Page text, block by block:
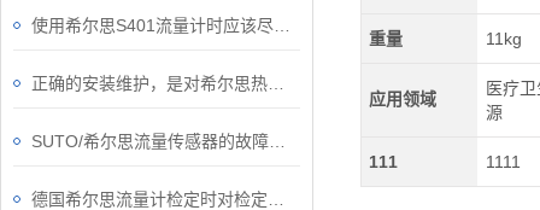
重量 11kg
应用领域
医疗
源
111 1111